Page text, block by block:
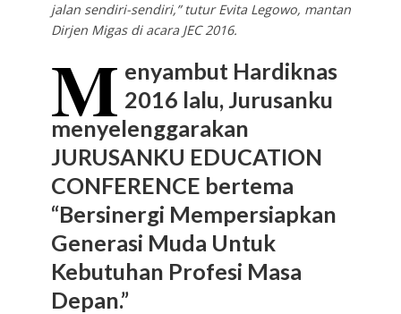
jalan sendiri-sendiri,” tutur Evita Legowo, mantan
Dirjen Migas di acara JEC 2016.
M enyambut Hardiknas
2016 lalu, Jurusanku
menyelenggarakan
JURUSANKU EDUCATION
CONFERENCE bertema
“Bersinergi Mempersiapkan
Generasi Muda Untuk
Kebutuhan Profesi Masa
Depan.”